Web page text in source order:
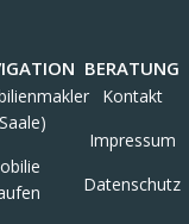
BERATUNG
Kontakt
Impressum
Datenschutz